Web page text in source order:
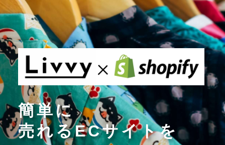
簡単に
売れるECサイトを